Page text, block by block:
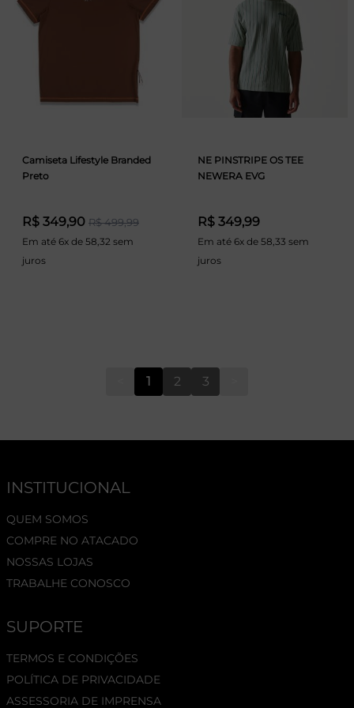
Camiseta Lifestyle Branded
Preto
R$ 349,90 R$ 499,99
Em até 6x de 58,32 sem
juros
NE PINSTRIPE OS TEE
NEWERA EVG
R$ 349,99
Em até 6x de 58,33 sem
juros
1 2 3
INSTITUCIONAL
QUEM SOMOS
COMPRE NO ATACADO
NOSSAS LOJAS
TRABALHE CONOSCO
SUPORTE
TERMOS E CONDIÇÕES
POLÍTICA DE PRIVACIDADE
ASSESSORIA DE IMPRENSA